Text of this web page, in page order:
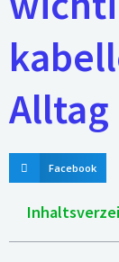
Alltag
Facebook